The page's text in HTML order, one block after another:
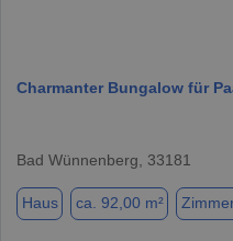
Charmanter Bungalow für
Bad Wünnenberg, 33181
Haus ca. 92,00 m²